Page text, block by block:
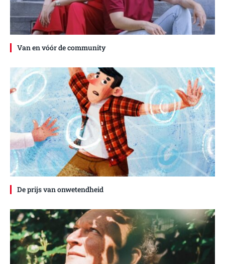
Van en vóór de community
De prijs van onwetendheid